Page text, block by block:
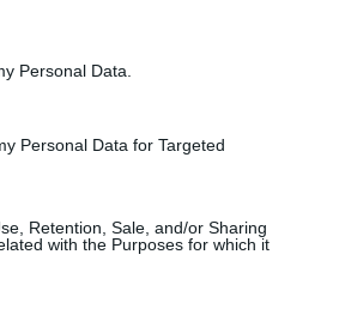
Personal Data.
Personal Data for Targeted
Retention, Sale, and/or Sharing
with the Purposes for which it